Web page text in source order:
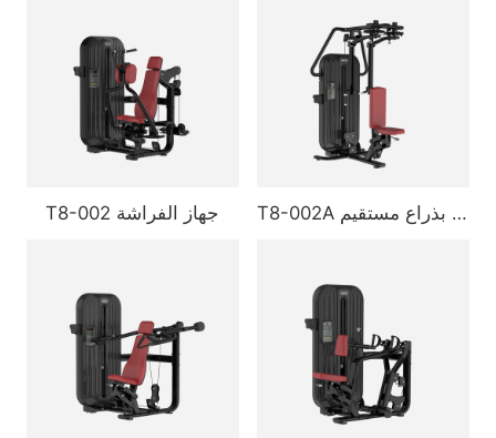
T8-002 جهاز الفراشة T8-002A ضغط صدر بذراع مستقيم